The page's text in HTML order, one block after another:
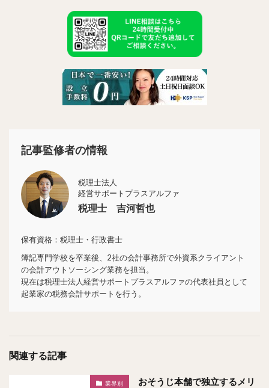
記事監修者の情報
税理士法人
経営サポートプラスアルファ
税理士 吉河哲也
保有資格：税理士・行政書士
簿記専門学校を卒業後、2社の会計事務所で外資系クライアント
の会計アウトソーシング業務を担当。
現在は税理士法人経営サポートプラスアルファの代表社員として
起業家の税務会計サポートを行う。
関連する記事
業界別
おそうじ本舗で独立するメリ